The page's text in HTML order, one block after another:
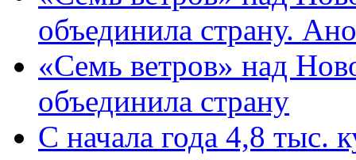
объединила страну.
«Семь ветров» над
объединила страну
С начала года 4,8 тыс.